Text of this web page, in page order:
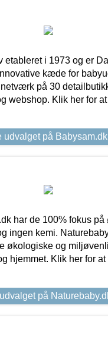
etableret i 1973 og er
kæde for
på 30
webshop. Klik her for
udvalget på Babysam.dk
har de 100% fokus på
ingen kemi.
økologiske og
hjemmet. Klik her for
på